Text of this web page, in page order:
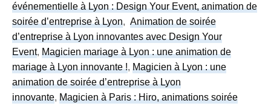
événementielle à Lyon : Design Your Event, animation de
soirée d’entreprise à Lyon,Animation de soirée
d’entreprise à Lyon innovantes avec Design Your
Event,Magicien mariage à Lyon : une animation de
mariage à Lyon innovante !,Magicien à Lyon : une
animation de soirée d’entreprise à Lyon
innovante,Magicien à Paris : Hiro, animations soirée